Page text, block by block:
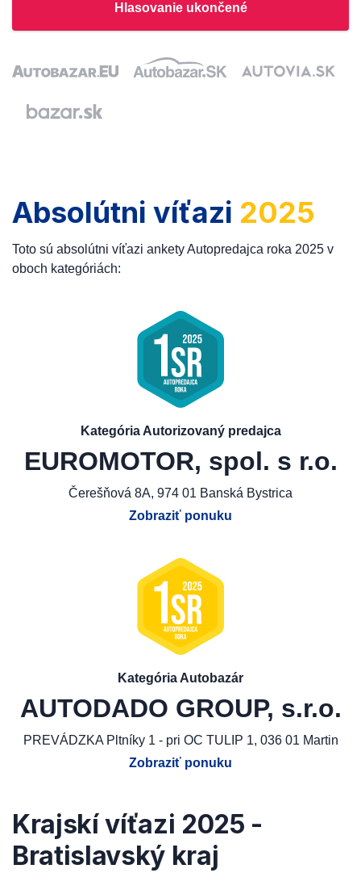
Hlasovanie ukončené
Absolútni víťazi 2025
Toto sú absolútni víťazi ankety Autopredajca roka 2025 v
oboch kategóriách:
Kategória Autorizovaný predajca
EUROMOTOR, spol. s r.o.
Čerešňová 8A, 974 01 Banská Bystrica
Zobraziť ponuku
Kategória Autobazár
AUTODADO GROUP, s.r.o.
PREVÁDZKA Pltníky 1 - pri OC TULIP 1, 036 01 Martin
Zobraziť ponuku
Krajskí víťazi 2025 -
Bratislavský kraj